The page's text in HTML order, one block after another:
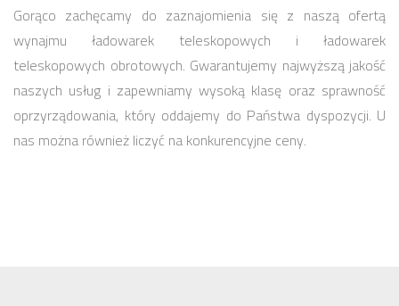
Gorąco zachęcamy do zaznajomienia się z naszą ofertą
wynajmu ładowarek teleskopowych i ładowarek
teleskopowych obrotowych. Gwarantujemy najwyższą jakość
naszych usług i zapewniamy wysoką klasę oraz sprawność
oprzyrządowania, który oddajemy do Państwa dyspozycji. U
nas można również liczyć na konkurencyjne ceny.